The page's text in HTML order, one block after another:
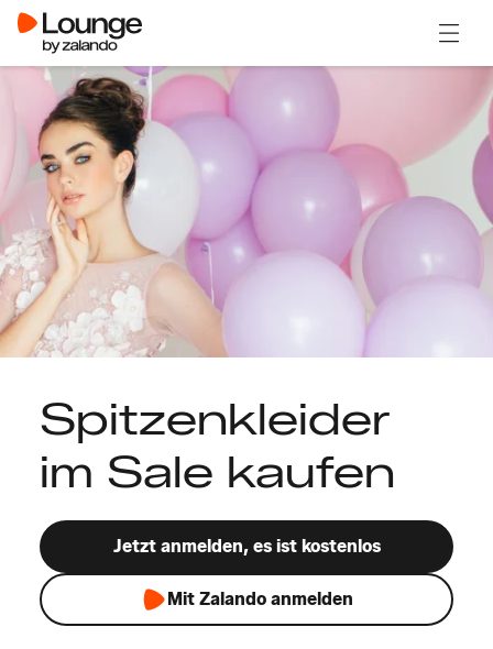
Spitzenkleider
im Sale kaufen
Jetzt anmelden, es ist kostenlos
Mit Zalando anmelden